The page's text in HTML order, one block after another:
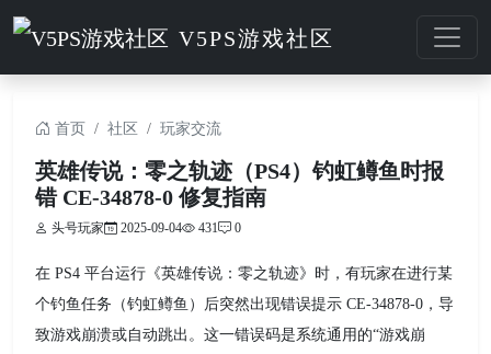
V5PS游戏社区
首页 社区 玩家交流
英雄传说：零之轨迹（PS4）钓虹鳟鱼时报
错 CE-34878-0 修复指南
头号玩家 2025-09-04 431 0
在 PS4 平台运行《英雄传说：零之轨迹》时，有玩家在进行某
个钓鱼任务（钓虹鳟鱼）后突然出现错误提示 CE-34878-0，导
致游戏崩溃或自动跳出。这一错误码是系统通用的“游戏崩